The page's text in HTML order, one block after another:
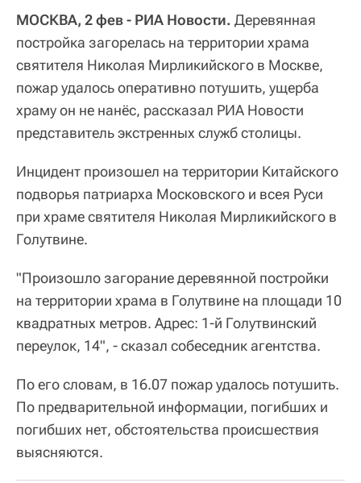
МОСКВА, 2 фев - РИА Новости. Деревянная
постройка загорелась на территории храма
святителя Николая Мирликийского в Москве,
пожар удалось оперативно потушить, ущерба
храму он не нанёс, рассказал РИА Новости
представитель экстренных служб столицы.
Инцидент произошел на территории Китайского
подворья патриарха Московского и всея Руси
при храме святителя Николая Мирликийского в
Голутвине.
"Произошло загорание деревянной постройки
на территории храма в Голутвине на площади 10
квадратных метров. Адрес: 1-й Голутвинский
переулок, 14", - сказал собеседник агентства.
По его словам, в 16.07 пожар удалось потушить.
По предварительной информации, погибших и
погибших нет, обстоятельства происшествия
выясняются.